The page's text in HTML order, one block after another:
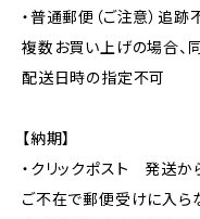
・普通郵便（ご注意）追
複数お買い上げの場合、
配送日時の指定不可
【納期】
・クリックポスト 発送か
ご不在で郵便受けに入ら